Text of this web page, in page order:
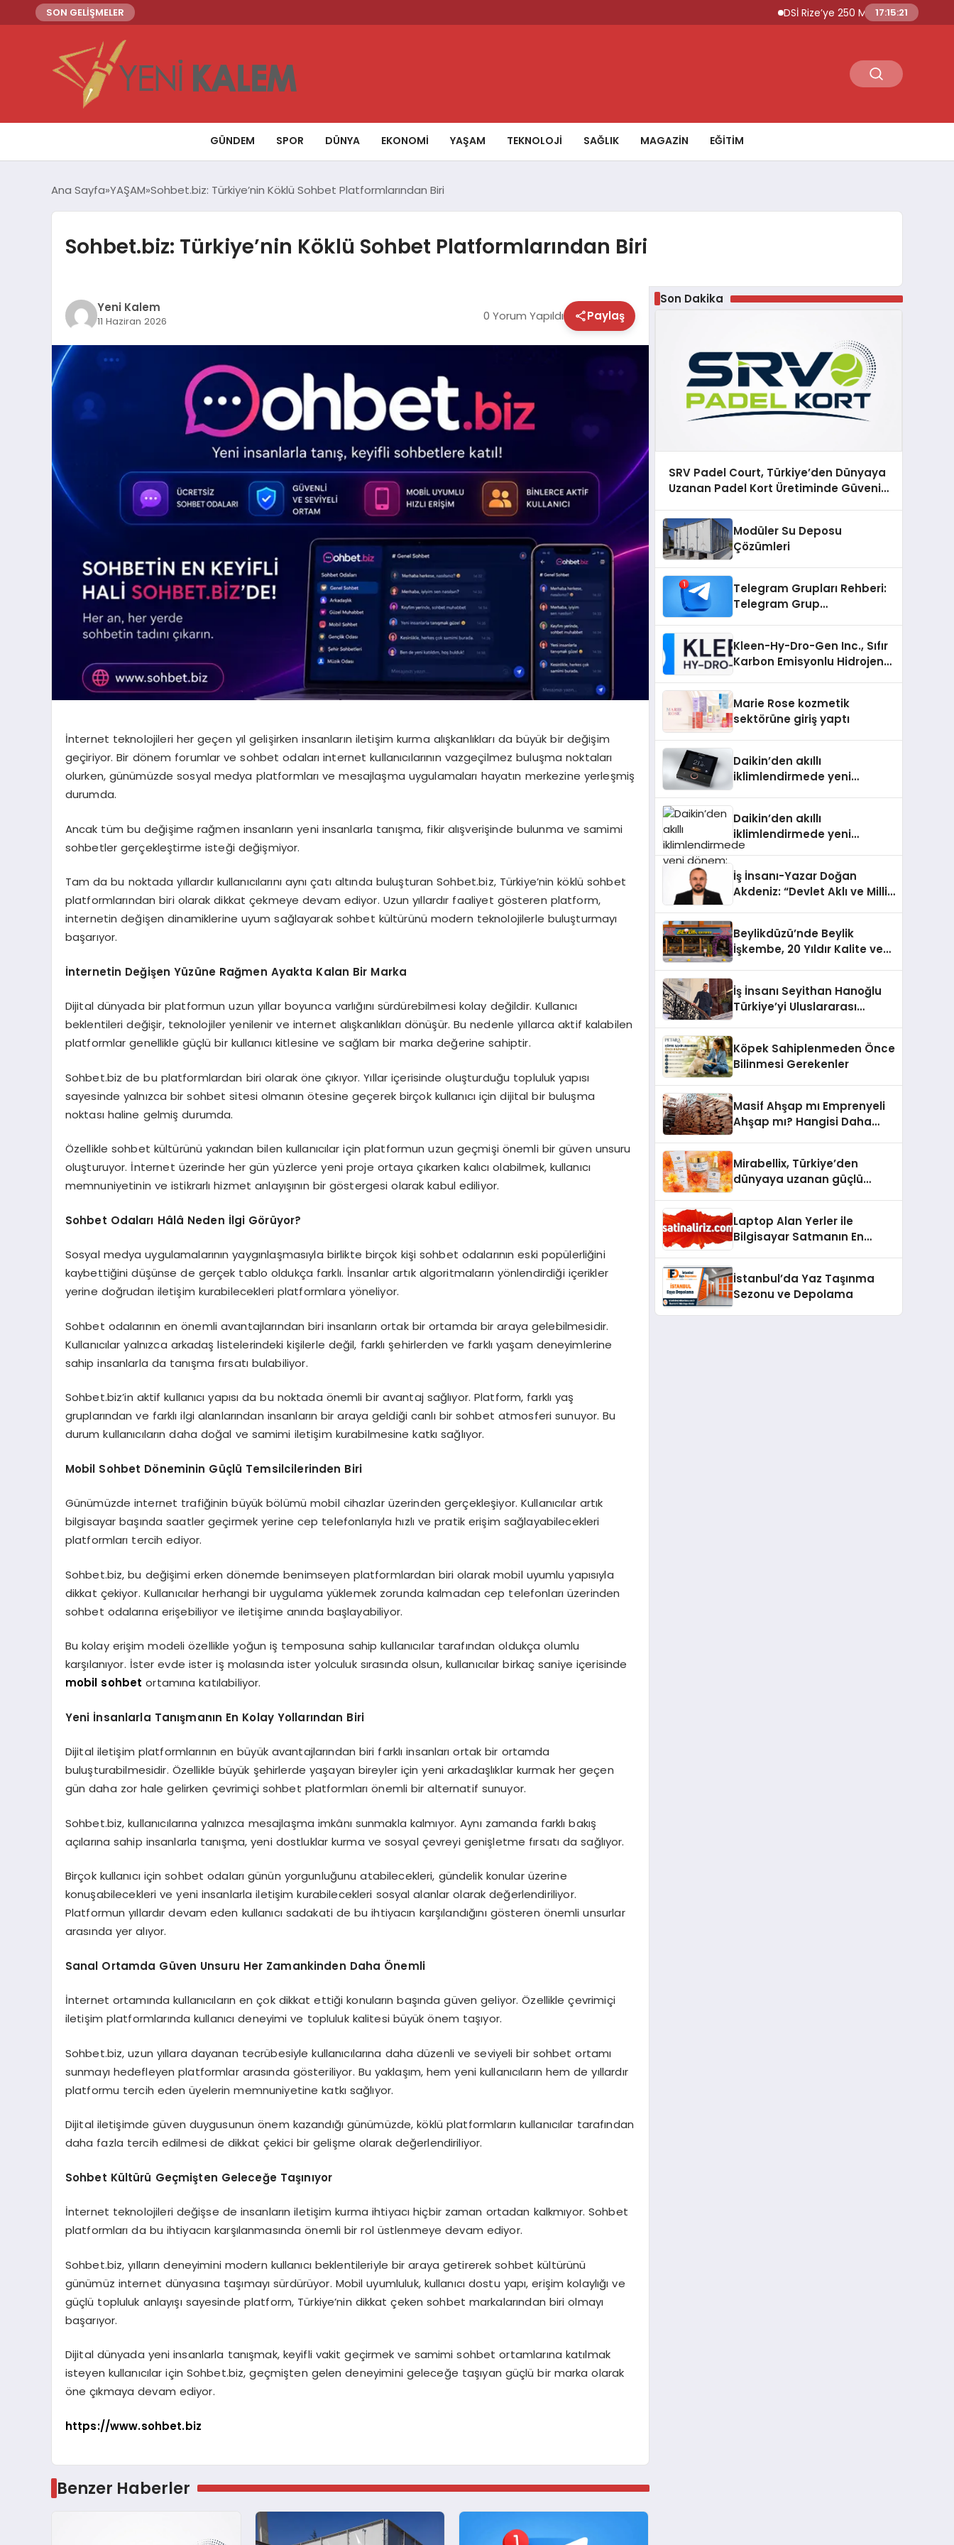
SON GELİŞMELER DSİ Rize’ye 250 Milyon TL İçme Suyu
17:15:22
GÜNDEM SPOR DÜNYA EKONOMİ YAŞAM TEKNOLOJİ SAĞLIK MAGAZİN EĞİTİM
Ana Sayfa YAŞAM Sohbet.biz: Türkiye’nin Köklü Sohbet Platformlarından Biri
Sohbet.biz: Türkiye’nin Köklü Sohbet Platformlarından Biri
Yeni Kalem
11 Haziran 2026 0 Yorum Yapıldı Paylaş
İnternet teknolojileri her geçen yıl gelişirken insanların iletişim kurma alışkanlıkları da büyük bir değişim
geçiriyor. Bir dönem forumlar ve sohbet odaları internet kullanıcılarının vazgeçilmez buluşma noktaları
olurken, günümüzde sosyal medya platformları ve mesajlaşma uygulamaları hayatın merkezine yerleşmiş
durumda.
Ancak tüm bu değişime rağmen insanların yeni insanlarla tanışma, fikir alışverişinde bulunma ve samimi
sohbetler gerçekleştirme isteği değişmiyor.
Tam da bu noktada yıllardır kullanıcılarını aynı çatı altında buluşturan Sohbet.biz, Türkiye’nin köklü sohbet
platformlarından biri olarak dikkat çekmeye devam ediyor. Uzun yıllardır faaliyet gösteren platform,
internetin değişen dinamiklerine uyum sağlayarak sohbet kültürünü modern teknolojilerle buluşturmayı
başarıyor.
İnternetin Değişen Yüzüne Rağmen Ayakta Kalan Bir Marka
Dijital dünyada bir platformun uzun yıllar boyunca varlığını sürdürebilmesi kolay değildir. Kullanıcı
beklentileri değişir, teknolojiler yenilenir ve internet alışkanlıkları dönüşür. Bu nedenle yıllarca aktif kalabilen
platformlar genellikle güçlü bir kullanıcı kitlesine ve sağlam bir marka değerine sahiptir.
Sohbet.biz de bu platformlardan biri olarak öne çıkıyor. Yıllar içerisinde oluşturduğu topluluk yapısı
sayesinde yalnızca bir sohbet sitesi olmanın ötesine geçerek birçok kullanıcı için dijital bir buluşma
noktası haline gelmiş durumda.
Özellikle sohbet kültürünü yakından bilen kullanıcılar için platformun uzun geçmişi önemli bir güven unsuru
oluşturuyor. İnternet üzerinde her gün yüzlerce yeni proje ortaya çıkarken kalıcı olabilmek, kullanıcı
memnuniyetinin ve istikrarlı hizmet anlayışının bir göstergesi olarak kabul ediliyor.
Sohbet Odaları Hâlâ Neden İlgi Görüyor?
Sosyal medya uygulamalarının yaygınlaşmasıyla birlikte birçok kişi sohbet odalarının eski popülerliğini
kaybettiğini düşünse de gerçek tablo oldukça farklı. İnsanlar artık algoritmaların yönlendirdiği içerikler
yerine doğrudan iletişim kurabilecekleri platformlara yöneliyor.
Sohbet odalarının en önemli avantajlarından biri insanların ortak bir ortamda bir araya gelebilmesidir.
Kullanıcılar yalnızca arkadaş listelerindeki kişilerle değil, farklı şehirlerden ve farklı yaşam deneyimlerine
sahip insanlarla da tanışma fırsatı bulabiliyor.
Sohbet.biz’in aktif kullanıcı yapısı da bu noktada önemli bir avantaj sağlıyor. Platform, farklı yaş
gruplarından ve farklı ilgi alanlarından insanların bir araya geldiği canlı bir sohbet atmosferi sunuyor. Bu
durum kullanıcıların daha doğal ve samimi iletişim kurabilmesine katkı sağlıyor.
Mobil Sohbet Döneminin Güçlü Temsilcilerinden Biri
Günümüzde internet trafiğinin büyük bölümü mobil cihazlar üzerinden gerçekleşiyor. Kullanıcılar artık
bilgisayar başında saatler geçirmek yerine cep telefonlarıyla hızlı ve pratik erişim sağlayabilecekleri
platformları tercih ediyor.
Sohbet.biz, bu değişimi erken dönemde benimseyen platformlardan biri olarak mobil uyumlu yapısıyla
dikkat çekiyor. Kullanıcılar herhangi bir uygulama yüklemek zorunda kalmadan cep telefonları üzerinden
sohbet odalarına erişebiliyor ve iletişime anında başlayabiliyor.
Bu kolay erişim modeli özellikle yoğun iş temposuna sahip kullanıcılar tarafından oldukça olumlu
karşılanıyor. İster evde ister iş molasında ister yolculuk sırasında olsun, kullanıcılar birkaç saniye içerisinde
mobil sohbet ortamına katılabiliyor.
Yeni İnsanlarla Tanışmanın En Kolay Yollarından Biri
Dijital iletişim platformlarının en büyük avantajlarından biri farklı insanları ortak bir ortamda
buluşturabilmesidir. Özellikle büyük şehirlerde yaşayan bireyler için yeni arkadaşlıklar kurmak her geçen
gün daha zor hale gelirken çevrimiçi sohbet platformları önemli bir alternatif sunuyor.
Sohbet.biz, kullanıcılarına yalnızca mesajlaşma imkânı sunmakla kalmıyor. Aynı zamanda farklı bakış
açılarına sahip insanlarla tanışma, yeni dostluklar kurma ve sosyal çevreyi genişletme fırsatı da sağlıyor.
Birçok kullanıcı için sohbet odaları günün yorgunluğunu atabilecekleri, gündelik konular üzerine
konuşabilecekleri ve yeni insanlarla iletişim kurabilecekleri sosyal alanlar olarak değerlendiriliyor.
Platformun yıllardır devam eden kullanıcı sadakati de bu ihtiyacın karşılandığını gösteren önemli unsurlar
arasında yer alıyor.
Sanal Ortamda Güven Unsuru Her Zamankinden Daha Önemli
İnternet ortamında kullanıcıların en çok dikkat ettiği konuların başında güven geliyor. Özellikle çevrimiçi
iletişim platformlarında kullanıcı deneyimi ve topluluk kalitesi büyük önem taşıyor.
Sohbet.biz, uzun yıllara dayanan tecrübesiyle kullanıcılarına daha düzenli ve seviyeli bir sohbet ortamı
sunmayı hedefleyen platformlar arasında gösteriliyor. Bu yaklaşım, hem yeni kullanıcıların hem de yıllardır
platformu tercih eden üyelerin memnuniyetine katkı sağlıyor.
Dijital iletişimde güven duygusunun önem kazandığı günümüzde, köklü platformların kullanıcılar tarafından
daha fazla tercih edilmesi de dikkat çekici bir gelişme olarak değerlendiriliyor.
Sohbet Kültürü Geçmişten Geleceğe Taşınıyor
İnternet teknolojileri değişse de insanların iletişim kurma ihtiyacı hiçbir zaman ortadan kalkmıyor. Sohbet
platformları da bu ihtiyacın karşılanmasında önemli bir rol üstlenmeye devam ediyor.
Sohbet.biz, yılların deneyimini modern kullanıcı beklentileriyle bir araya getirerek sohbet kültürünü
günümüz internet dünyasına taşımayı sürdürüyor. Mobil uyumluluk, kullanıcı dostu yapı, erişim kolaylığı ve
güçlü topluluk anlayışı sayesinde platform, Türkiye’nin dikkat çeken sohbet markalarından biri olmayı
başarıyor.
Dijital dünyada yeni insanlarla tanışmak, keyifli vakit geçirmek ve samimi sohbet ortamlarına katılmak
isteyen kullanıcılar için Sohbet.biz, geçmişten gelen deneyimini geleceğe taşıyan güçlü bir marka olarak
öne çıkmaya devam ediyor.
https://www.sohbet.biz
Benzer Haberler
Son Dakika
SRV Padel Court, Türkiye’den Dünyaya
Uzanan Padel Kort Üretiminde Güvenin
Modüler Su Deposu
Çözümleri
Telegram Grupları Rehberi:
Telegram Grup
Kleen-Hy-Dro-Gen Inc., Sıfır
Karbon Emisyonlu Hidrojen
Aldı
Marie Rose kozmetik
sektörüne giriş yaptı
Daikin’den akıllı
iklimlendirmede yeni
Daikin’den akıllı
iklimlendirmede yeni
dönem: Madoka Plus
İş İnsanı-Yazar Doğan
Akdeniz: “Devlet Aklı ve Milli
Beylikdüzü’nde Beylik
İşkembe, 20 Yıldır Kalite ve
İş İnsanı Seyithan Hanoğlu
Türkiye’yi Uluslararası
Köpek Sahiplenmeden Önce
Bilinmesi Gerekenler
Masif Ahşap mı Emprenyeli
Ahşap mı? Hangisi Daha
Mirabellix, Türkiye’den
dünyaya uzanan güçlü
Laptop Alan Yerler ile
Bilgisayar Satmanın En
İstanbul’da Yaz Taşınma
Sezonu ve Depolama